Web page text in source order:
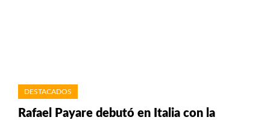
DESTACADOS
Rafael Payare debutó en Italia con la